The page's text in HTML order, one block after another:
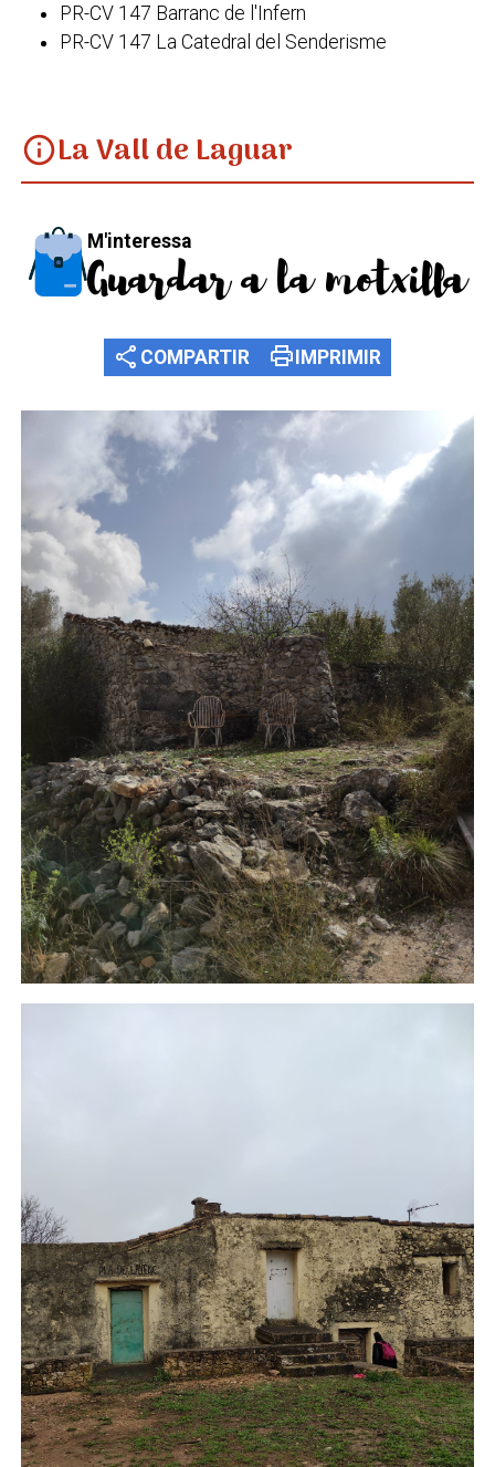
PR-CV 147 Barranc de l'Infern
PR-CV 147 La Catedral del Senderisme
infoLa Vall de Laguar
M'interessa
Guardar a la motxilla
share COMPARTIR printIMPRIMIR